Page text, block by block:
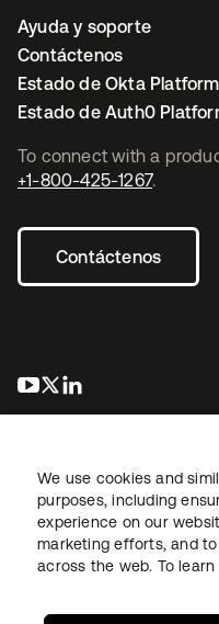
To connect with a
+1-800-425-1267.
Contáctenos
se abre en una
se abre en una
Ayuda y soporte
Contáctenos
Estado de Okta Platform
Estado de Auth0
Información legalPolítica
Seguridad Mapa del sitio
We use cookies and
purposes, including
experience on our
marketing efforts, and
across the web. To